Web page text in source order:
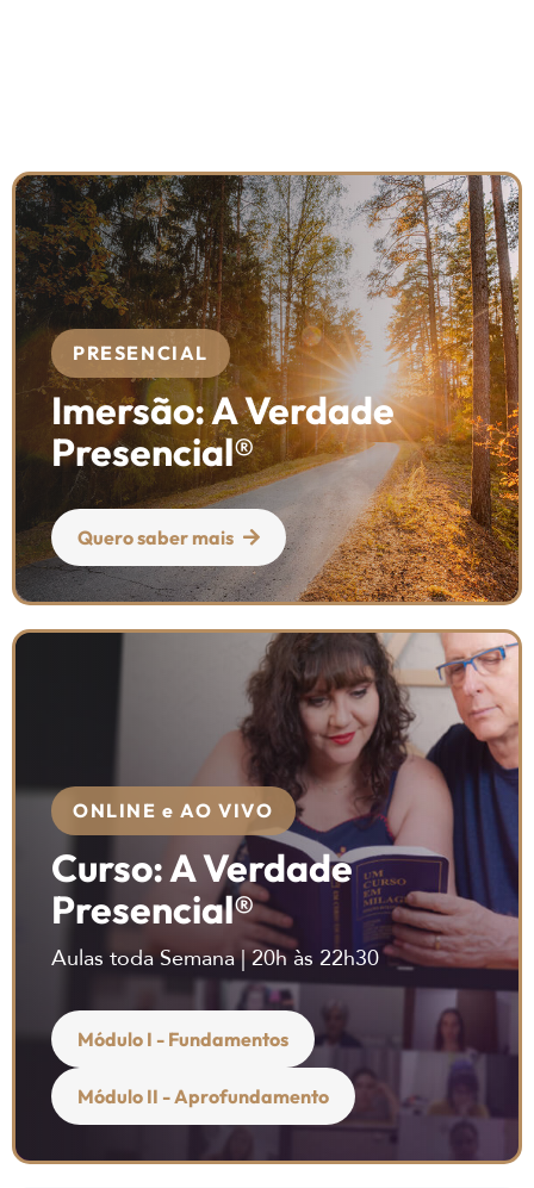
PRESENCIAL
Imersão: A Verdade
Presencial®
Quero saber mais
ONLINE e AO VIVO
Curso: A Verdade
Presencial®
Aulas toda Semana | 20h às 22h30
Módulo I - Fundamentos
Módulo II - Aprofundamento